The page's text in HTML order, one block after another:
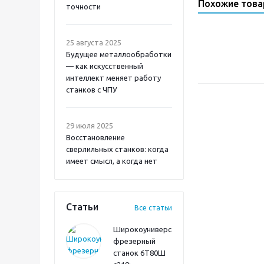
точности
25 августа 2025
Будущее металлообработки
— как искусственный
интеллект меняет работу
станков с ЧПУ
29 июля 2025
Восстановление
сверлильных станков: когда
имеет смысл, а когда нет
Статьи Все статьи
Широкоуниверсальный
фрезерный
станок 6Т80Ш
Похожие